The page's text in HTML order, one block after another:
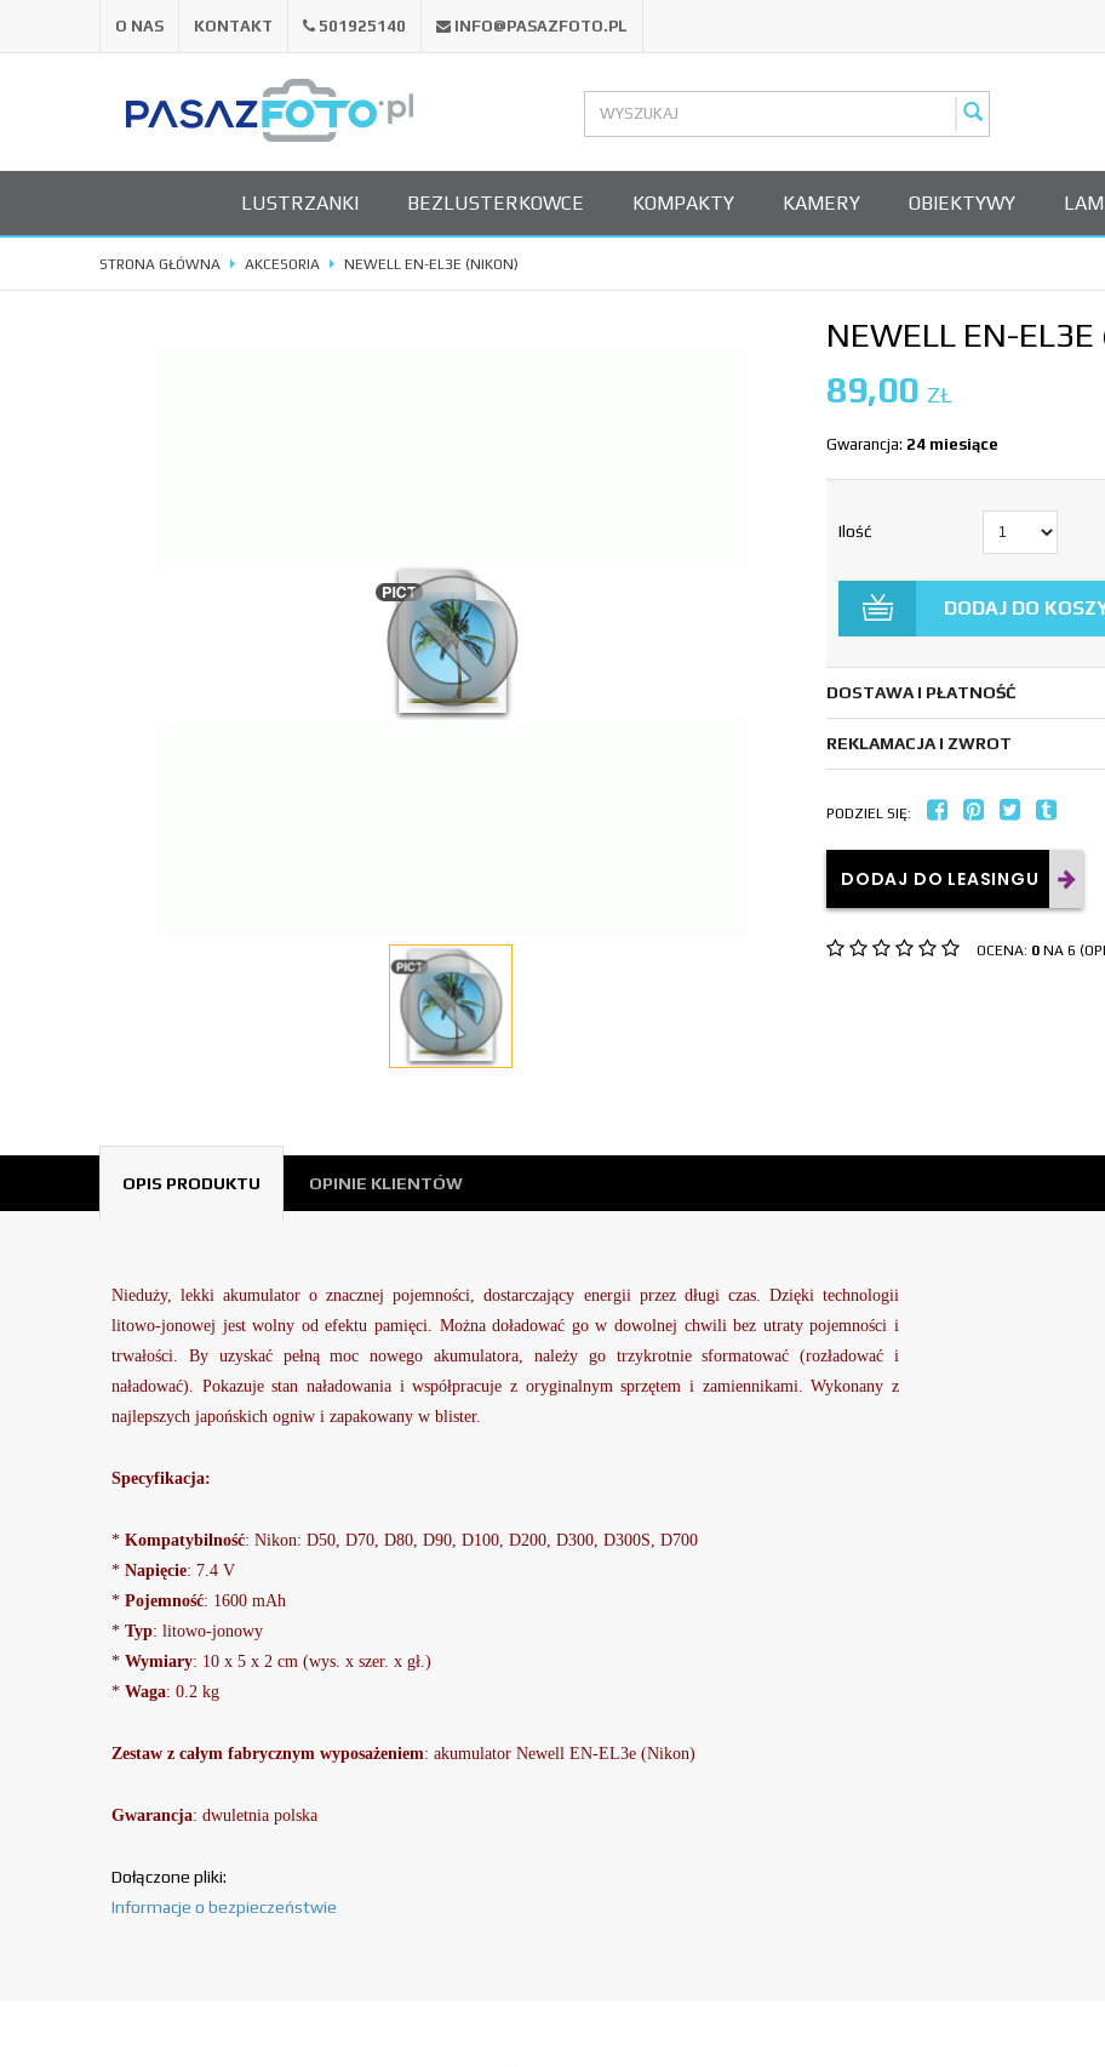
O NAS KONTAKT 501925140 INFO@PASAZFOTO.PL
LUSTRZANKI BEZLUSTERKOWCE KOMPAKTY KAMERY OBIEKTYWY
STRONA GŁÓWNA AKCESORIA NEWELL EN-EL3E (NIKON)
NEWELL EN-EL3E
89,00 ZŁ
Gwarancja: 24 miesiące
Ilość
DODAJ DO
DOSTAWA I PŁATNOŚĆ
REKLAMACJA I ZWROT
PODZIEL SIĘ:
DODAJ DO LEASINGU
OCENA: 0 NA 6
OPIS PRODUKTU OPINIE KLIENTÓW
Nieduży, lekki akumulator o znacznej pojemności, dostarczający energii przez długi czas. Dzięki technologii
litowo-jonowej jest wolny od efektu pamięci. Można doładować go w dowolnej chwili bez utraty pojemności i
trwałości. By uzyskać pełną moc nowego akumulatora, należy go trzykrotnie sformatować (rozładować i
naładować). Pokazuje stan naładowania i współpracuje z oryginalnym sprzętem i zamiennikami. Wykonany z
najlepszych japońskich ogniw i zapakowany w blister.
Specyfikacja:
* Kompatybilność: Nikon: D50, D70, D80, D90, D100, D200, D300, D300S, D700
* Napięcie: 7.4 V
* Pojemność: 1600 mAh
* Typ: litowo-jonowy
* Wymiary: 10 x 5 x 2 cm (wys. x szer. x gł.)
* Waga: 0.2 kg
Zestaw z całym fabrycznym wyposażeniem: akumulator Newell EN-EL3e (Nikon)
Gwarancja: dwuletnia polska
Dołączone pliki:
Informacje o bezpieczeństwie